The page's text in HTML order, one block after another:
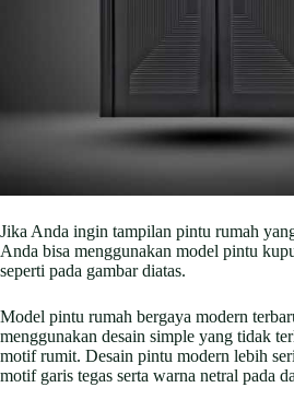
Jika Anda ingin tampilan pintu rumah
Anda bisa menggunakan model pintu
seperti pada gambar diatas.
Model pintu rumah bergaya modern
menggunakan desain simple yang tidak
motif rumit. Desain pintu modern lebih
motif garis tegas serta warna netral pada